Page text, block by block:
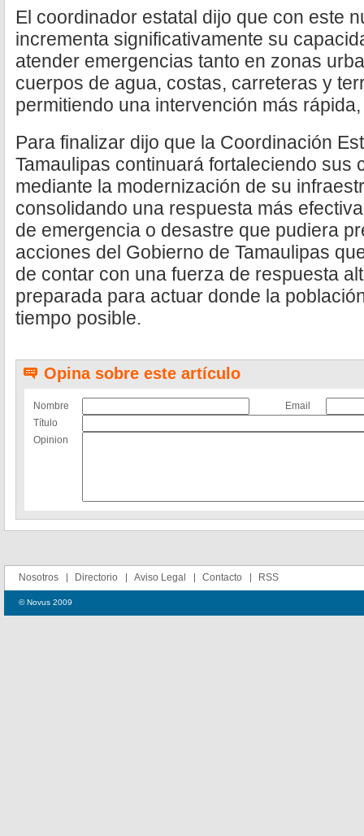
El coordinador estatal dijo que con este
incrementa significativamente su
atender emergencias tanto en zonas
cuerpos de agua, costas, carreteras y
permitiendo una intervención más
Para finalizar dijo que la Coordinación
Tamaulipas continuará fortaleciendo sus
mediante la modernización de su
consolidando una respuesta más
de emergencia o desastre que pudiera
acciones del Gobierno de Tamaulipas
de contar con una fuerza de respuesta
preparada para actuar donde la
tiempo posible.
Opina sobre este artículo
Nombre
Email
Título
Opinion
Nosotros Directorio Aviso Legal Contacto RSS
© Novus 2009